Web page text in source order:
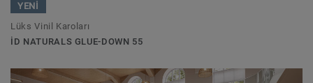
YENİ
Lüks Vinil Karoları
ID NATURALS GLUE-DOWN 55